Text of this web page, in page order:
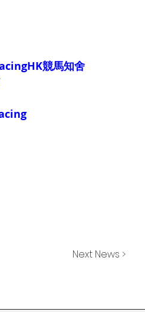
競馬知舍
Next News >